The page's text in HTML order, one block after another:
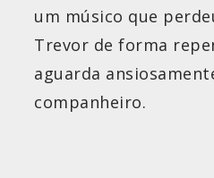
um músico que
Trevor de forma
aguarda
companheiro.